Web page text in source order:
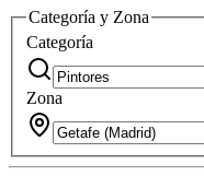
Categoría y Zona
Categoría
Zona